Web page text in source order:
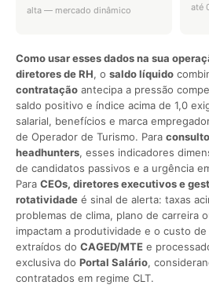
alta — mercado dinâmico até
Como usar esses dados na sua
diretores de RH, o saldo líquido
contratação antecipa a pressão
saldo positivo e índice acima de 1,0
salarial, benefícios e marca
de Operador de Turismo. Para
headhunters, esses indicadores
de candidatos passivos e a urgência
Para CEOs, diretores executivos e
rotatividade é sinal de alerta: taxas
problemas de clima, plano de carreira
impactam a produtividade e o custo
extraídos do CAGED/MTE e
exclusiva do Portal Salário,
contratados em regime CLT.